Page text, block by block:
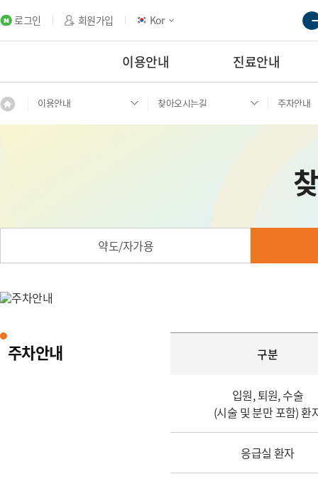
로그인 회원가입 Kor
이용안내 진료안내
이용안내 찾아오시는길 주차안내
약도/자가용
주차안내 구분
입원, 퇴원, 수술
(시술 및 분만 포함) 환
응급실 환자